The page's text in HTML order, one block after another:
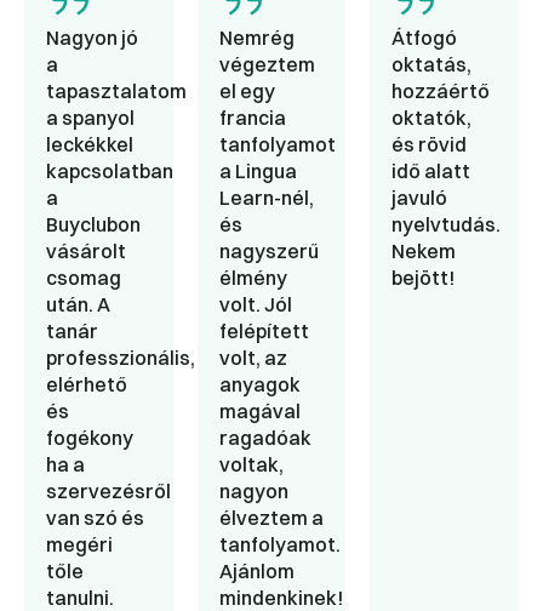
Nagyon jó
a
tapasztalatom
a spanyol
leckékkel
kapcsolatban
a
Buyclubon
vásárolt
csomag
után. A
tanár
professzionális,
elérhető
és
fogékony
ha a
szervezésről
van szó és
megéri
tőle
tanulni.
Nemrég
végeztem
el egy
francia
tanfolyamot
a Lingua
Learn-nél,
és
nagyszerű
élmény
volt. Jól
felépített
volt, az
anyagok
magával
ragadóak
voltak,
nagyon
élveztem a
tanfolyamot.
Ajánlom
mindenkinek!
Átfogó
oktatás,
hozzáértő
oktatók,
és rövid
idő alatt
javuló
nyelvtudás.
Nekem
bejött!